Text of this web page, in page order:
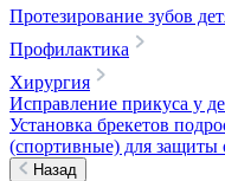
Протезирование зубов
Профилактика
Хирургия
Исправление прикуса у
Установка брекетов
(спортивные) для защиты
Назад